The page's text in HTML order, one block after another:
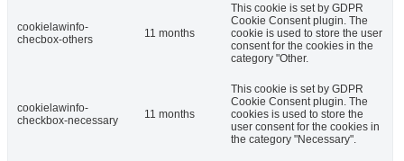
cookielawinfo-
checbox-others
11 months
This cookie is set by GDPR
Cookie Consent plugin. The
cookie is used to store the user
consent for the cookies in the
category "Other.
cookielawinfo-
checkbox-necessary
11 months
This cookie is set by GDPR
Cookie Consent plugin. The
cookies is used to store the
user consent for the cookies in
the category "Necessary".